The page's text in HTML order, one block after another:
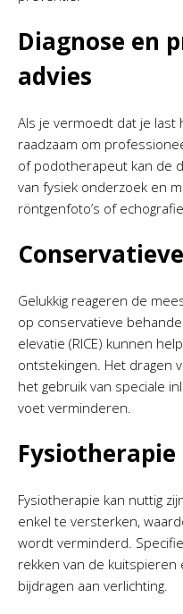
Diagnose en
advies
Als je vermoedt dat je
raadzaam om
of podotherapeut kan de
van fysiek onderzoek en
röntgenfoto’s of
Gelukkig reageren de
op conservatieve
elevatie (RICE) kunnen
ontstekingen. Het dragen
het gebruik van speciale
voet verminderen.
Fysiotherapie kan nuttig
enkel te versterken,
wordt verminderd.
rekken van de
bijdragen aan verlichting.